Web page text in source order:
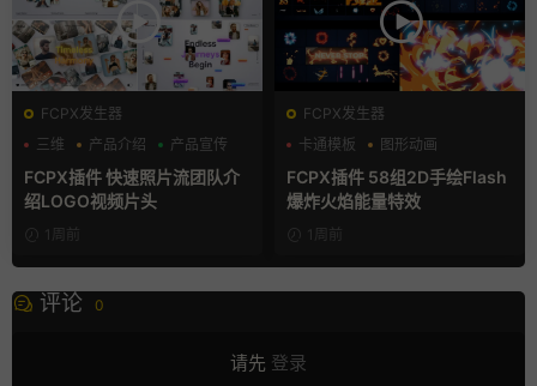
FCPX发生器
三维
产品介绍 产品宣传
FCPX插件 快速照片流团队介
绍LOGO视频片头
1周前
FCPX发生器
卡通模板
图形动画
手绘风
FCPX插件 58组2D手绘Flash
爆炸火焰能量特效
1周前
评论 0
请先 登录